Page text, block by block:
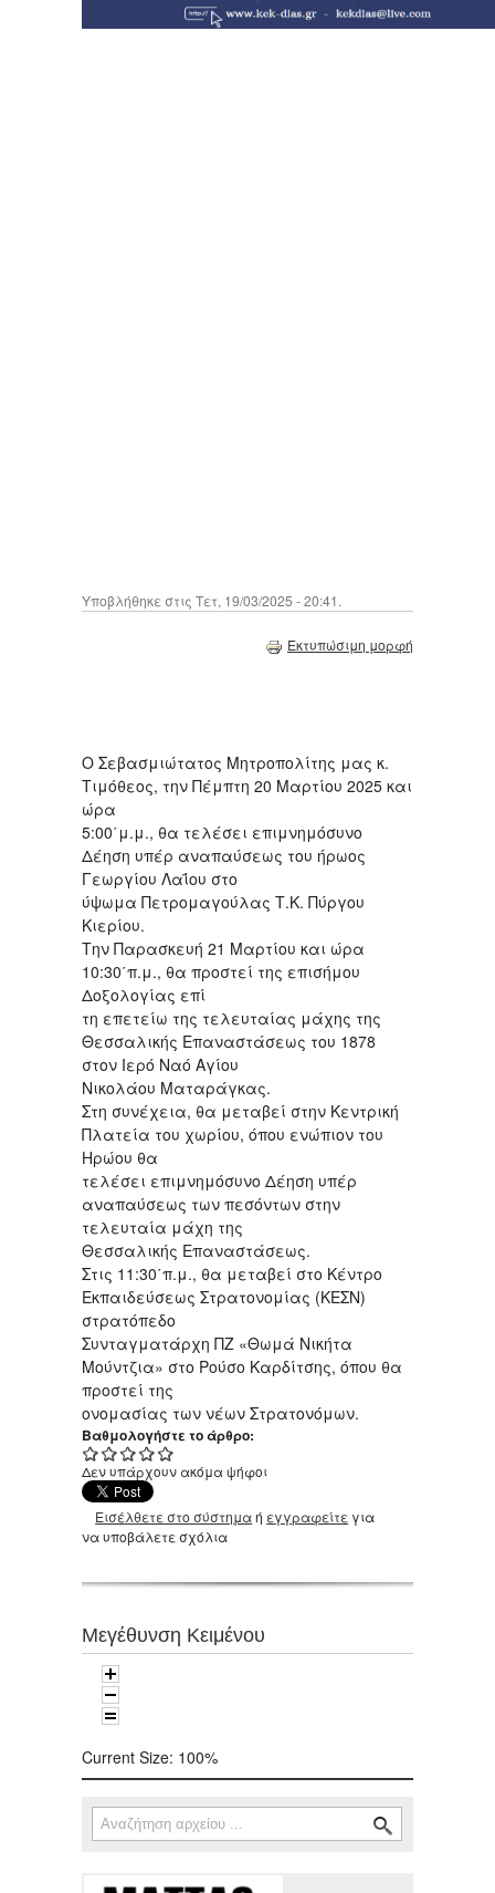
Υποβλήθηκε στις Τετ, 19/03/2025 - 20:41.
Εκτυπώσιμη μορφή
Ο Σεβασμιώτατος Μητροπολίτης μας κ.
Τιμόθεος, την Πέμπτη 20 Μαρτίου 2025 και
ώρα
5:00΄μ.μ., θα τελέσει επιμνημόσυνο
Δέηση υπέρ αναπαύσεως του ήρωος
Γεωργίου Λαΐου στο
ύψωμα Πετρομαγούλας Τ.Κ. Πύργου
Κιερίου.
Την Παρασκευή 21 Μαρτίου και ώρα
10:30΄π.μ., θα προστεί της επισήμου
Δοξολογίας επί
τη επετείω της τελευταίας μάχης της
Θεσσαλικής Επαναστάσεως του 1878
στον Ιερό Ναό Αγίου
Νικολάου Ματαράγκας.
Στη συνέχεια, θα μεταβεί στην Κεντρική
Πλατεία του χωρίου, όπου ενώπιον του
Ηρώου θα
τελέσει επιμνημόσυνο Δέηση υπέρ
αναπαύσεως των πεσόντων στην
τελευταία μάχη της
Θεσσαλικής Επαναστάσεως.
Στις 11:30΄π.μ., θα μεταβεί στο Κέντρο
Εκπαιδεύσεως Στρατονομίας (ΚΕΣΝ)
στρατόπεδο
Συνταγματάρχη ΠΖ «Θωμά Νικήτα
Μούντζια» στο Ρούσο Καρδίτσης, όπου θα
προστεί της
ονομασίας των νέων Στρατονόμων.
Βαθμολογήστε το άρθρο:
Δεν υπάρχουν ακόμα ψήφοι
Εισέλθετε στο σύστημαή εγγραφείτε για
να υποβάλετε σχόλια
Μεγέθυνση Κειμένου
Current Size: 100%
Φόρμα αναζήτησης
Αναζήτηση